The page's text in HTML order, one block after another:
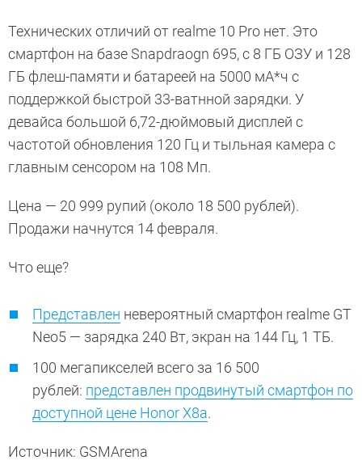
Технических отличий от realme 10 Pro нет. Это
смартфон на базе Snapdraogn 695, с 8 ГБ ОЗУ и 128
ГБ флеш-памяти и батареей на 5000 мА*ч с
поддержкой быстрой 33-ватнной зарядки. У
девайса большой 6,72-дюймовый дисплей с
частотой обновления 120 Гц и тыльная камера с
главным сенсором на 108 Мп.
Цена — 20 999 рупий (около 18 500 рублей).
Продажи начнутся 14 февраля.
Что еще?
Представлен невероятный смартфон realme GT
Neo5 — зарядка 240 Вт, экран на 144 Гц, 1 ТБ.
100 мегапикселей всего за 16 500
рублей: представлен продвинутый смартфон по
доступной цене Honor X8a.
Источник: GSMArena